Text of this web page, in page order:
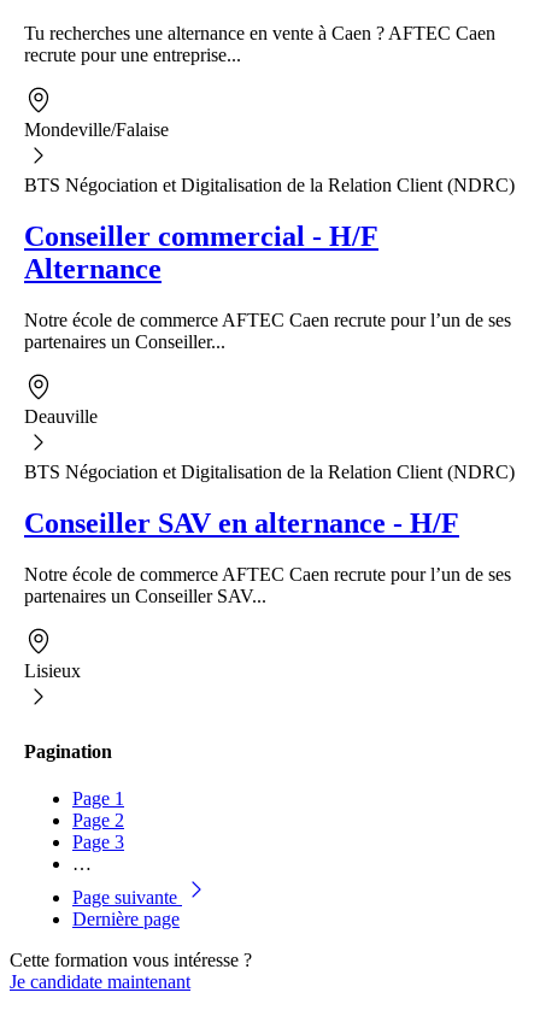
Tu recherches une alternance en vente à Caen ? AFTEC Caen
recrute pour une entreprise...
Mondeville/Falaise
BTS Négociation et Digitalisation de la Relation Client (NDRC)
Conseiller commercial - H/F
Alternance
Notre école de commerce AFTEC Caen recrute pour l’un de ses
partenaires un Conseiller...
Deauville
BTS Négociation et Digitalisation de la Relation Client (NDRC)
Conseiller SAV en alternance - H/F
Notre école de commerce AFTEC Caen recrute pour l’un de ses
partenaires un Conseiller SAV...
Lisieux
Pagination
Page 1
Page 2
Page 3
…
Page suivante
Dernière page
Cette formation vous intéresse ?
Je candidate maintenant